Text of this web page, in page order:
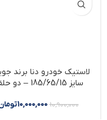
لاستیک خودرو دنا برند
سایز 185/65/15 – دو حلقه
10,900,000
10,000,000